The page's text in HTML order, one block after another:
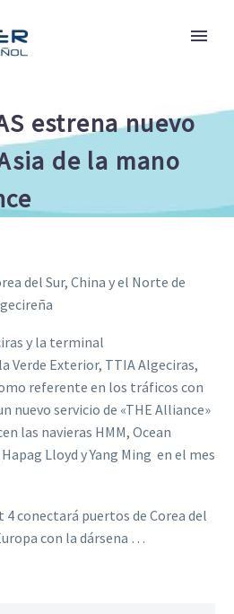
estrena nuevo
de la mano
del Sur, China y el Norte de
y la terminal
Verde Exterior, TTIA Algeciras,
referente en los tráficos con
nuevo servicio de «THE Alliance» 
las navieras HMM, Ocean
Lloyd y Yang Ming  en el mes
4 conectará puertos de Corea del
con la dársena …